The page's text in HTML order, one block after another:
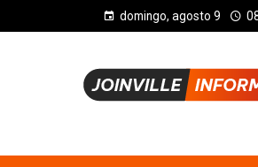
domingo, agosto 9